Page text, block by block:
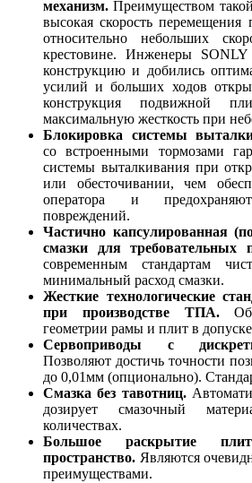
механизм. Преимуществом
высокая скорость
относительно небольших
крестовине. Инженеры
конструкцию и добились
усилий и больших ходов
конструкция подвижной
максимальную жесткость при
Блокировка системы
со встроенными тормозами
системы выталкивания при
или обесточивании, чем
оператора и
повреждений.
Частично капсулированная
смазки для требовательных
современным стандартам
минимальный расход смазки.
Жесткие технологические
при производстве ТПА.
геометрии рамы и плит в
Сервоприводы с
Позволяют достичь точности
до 0,01мм (опционально).
Смазка без тавотниц.
дозирует смазочный
количествах.
Большое раскрытие
пространство. Являются
преимуществами.